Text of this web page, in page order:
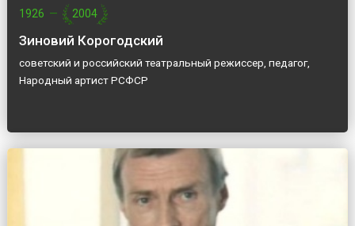
1926 — 2004
Зиновий Корогодский
советский и российский театральный режиссер, педагог,
Народный артист РСФСР